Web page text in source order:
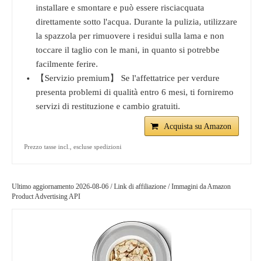
installare e smontare e può essere risciacquata
direttamente sotto l'acqua. Durante la pulizia, utilizzare
la spazzola per rimuovere i residui sulla lama e non
toccare il taglio con le mani, in quanto si potrebbe
facilmente ferire.
【Servizio premium】 Se l'affettatrice per verdure
presenta problemi di qualità entro 6 mesi, ti forniremo
servizi di restituzione e cambio gratuiti.
Acquista su Amazon
Prezzo tasse incl., escluse spedizioni
Ultimo aggiornamento 2026-08-06 / Link di affiliazione / Immagini da Amazon
Product Advertising API